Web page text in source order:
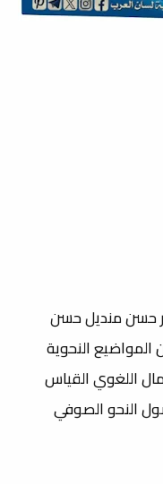
حسن منديل حسن
المواضيع النحوية
اللغوي القياس
النحو الصوفي